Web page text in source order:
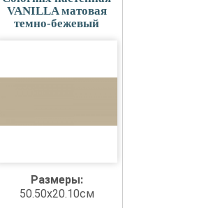
VANILLA матовая
темно-бежевый
Размеры:
50.50x20.10см